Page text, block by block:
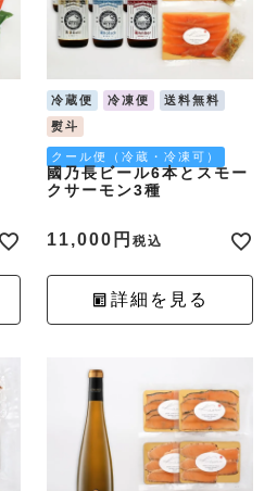
冷蔵便 冷凍便
送料無料
熨斗
クール便（冷蔵・冷凍可）
國乃長ビール6本とスモー
クサーモン3種
11,000 税込
詳細を見る